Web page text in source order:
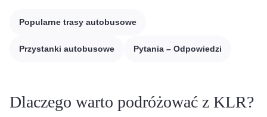
Popularne trasy autobusowe
Przystanki autobusowe Pytania – Odpowiedzi
Dlaczego warto podróżować z KLR?